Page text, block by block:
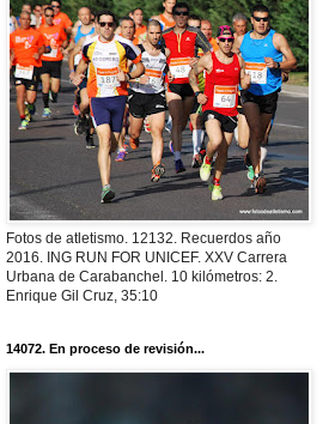
Fotos de atletismo. 12132. Recuerdos año
2016. ING RUN FOR UNICEF. XXV Carrera
Urbana de Carabanchel. 10 kilómetros: 2.
Enrique Gil Cruz, 35:10
14072. En proceso de revisión...